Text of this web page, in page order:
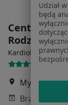
Centrum
Rodzinna,
Kardiologia,
70
Myśliborska
Udział
będą